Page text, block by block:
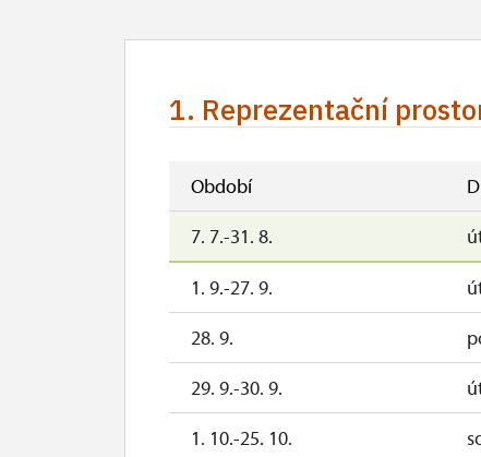
1. Reprezentační
Období
7. 7.-31. 8.
1. 9.-27. 9.
28. 9.
29. 9.-30. 9.
1. 10.-25. 10.